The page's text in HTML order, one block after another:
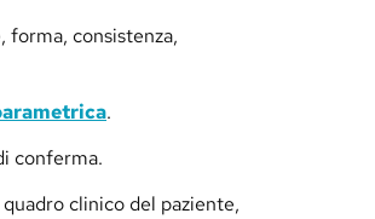
forma, consistenza,
.
conferma.
clinico del paziente,